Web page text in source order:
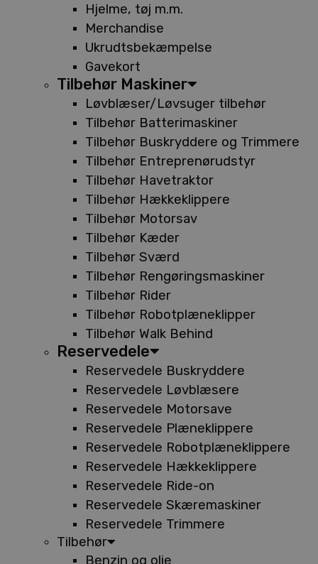
Hjelme, tøj m.m.
Merchandise
Ukrudtsbekæmpelse
Gavekort
Tilbehør Maskiner
Løvblæser/Løvsuger tilbehør
Tilbehør Batterimaskiner
Tilbehør Buskryddere og Trimmere
Tilbehør Entreprenørudstyr
Tilbehør Havetraktor
Tilbehør Hækkeklippere
Tilbehør Motorsav
Tilbehør Kæder
Tilbehør Sværd
Tilbehør Rengøringsmaskiner
Tilbehør Rider
Tilbehør Robotplæneklipper
Tilbehør Walk Behind
Reservedele
Reservedele Buskryddere
Reservedele Løvblæsere
Reservedele Motorsave
Reservedele Plæneklippere
Reservedele Robotplæneklippere
Reservedele Hækkeklippere
Reservedele Ride-on
Reservedele Skæremaskiner
Reservedele Trimmere
Tilbehør
Benzin og olie